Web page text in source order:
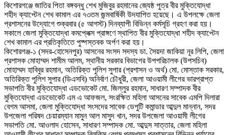
কিশোরগঞ্জে জাতির পিতা বঙ্গবন্ধু শেখ মুজিবুর রহমানের জ্যেষ্ঠ পুত্র বীর মুক্তিযোদ্ধা
শহীদ ক্যাপ্টেন শেখ কামাল এর ৭৩তম জন্মবার্ষিকী উদযাপিত হয়েছে। এ উপলক্ষে জেলা
প্রশাসনের উদ্যোগে শুক্রবার (৫ আগস্ট) দিনব্যাপী বিভিন্ন কর্মসূচি গ্রহণ করা হয়।
সকালে জেলা মুক্তিযোদ্ধা কমপ্লেক্স প্রাঙ্গণে স্থাপিত বীর মুক্তিযোদ্ধা শহীদ ক্যাপ্টেন
শেখ কামাল এর প্রতিকৃতিতে পুষ্পস্তবক অর্পণ করা হয়।
কিশোরগঞ্জ-১ (সদর-হোসেনপুর) আসনের সংসদ সদস্য ডা. সৈয়দা জাকিয়া নূর লিপি, জেলা
প্রশাসক মোহাম্মদ শামীম আলম, স্থানীয় সরকার বিভাগের উপপরিচালক (উপসচিব)
মোহাম্মদ হাবিবুর রহমান, অতিরিক্ত পুলিশ সুপার (প্রশাসন ও অর্থ) মো. মোস্তাক সরকার,
অতিরিক্ত পুলিশ সুপার (ডিএসবি) অনির্বাণ চৌধুরী, জেলা আওয়ামী লীগের ভারপ্রাপ্ত
সভাপতি বীর মুক্তিযোদ্ধা এডভোকেট মো. জিল্লুর রহমান, সাধারণ সম্পাদক বীর
মুক্তিযোদ্ধা এডভোকেট এম এ আফজল, সংরক্ষিত মহিলা আসনের সাবেক এমপি দিলারা
বেগম আসমা, জেলা মুক্তিযোদ্ধা সংসদের সাবেক ডেপুটি কমান্ডার আব্দুল মান্নান, সদর
উপজেলা পরিষদ চেয়ারম্যান মামুন আল মাসুদ খান, সদর উপজেলা আওয়ামী লীগের
সভাপতি মো. আওলাদ হোসেন, সাধারণ সম্পাদক মো. আব্দুস সাত্তার, জেলা মহিলা